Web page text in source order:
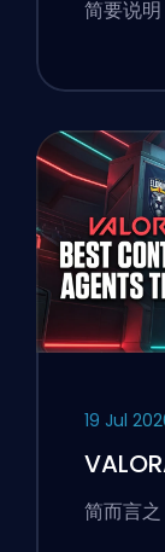
19 Jul
简而言